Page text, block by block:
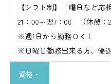
【シフト制】 曜日など応
21：00～翌7：00 （休憩：
※週1日から勤務ＯＫ！
※日曜日勤務出来る方、優
資格・